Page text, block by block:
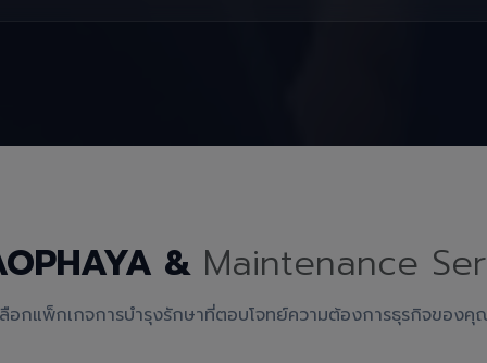
& Maintenance
อกแพ็กเกจการบำรุงรักษาที่ตอบโจทย์ความต้องการธุรกิจของ